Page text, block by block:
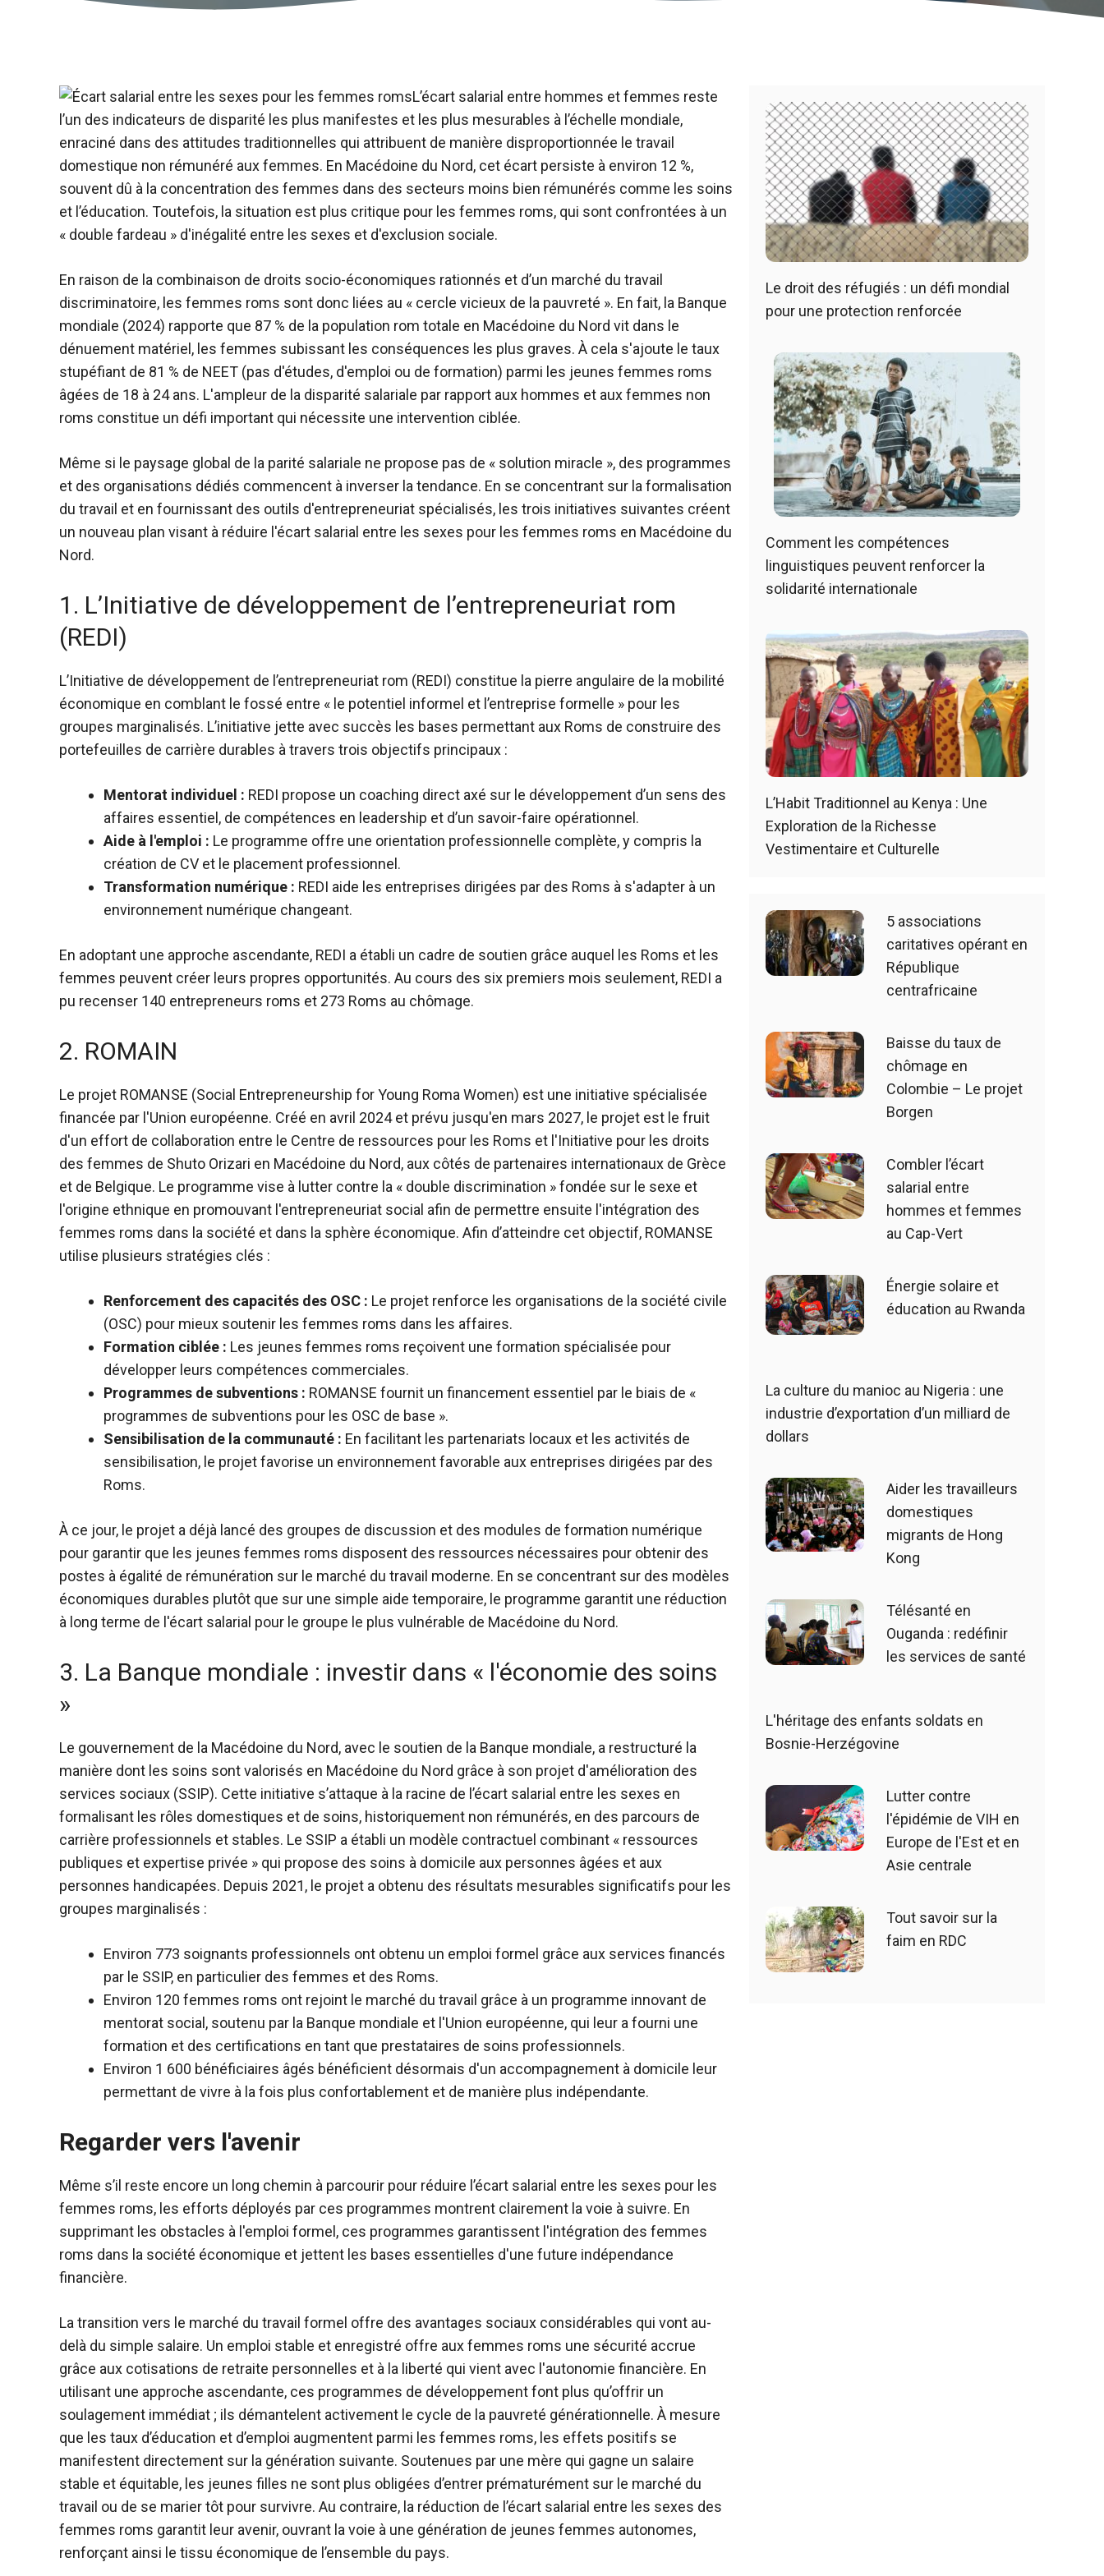
L’écart salarial entre hommes et femmes reste
l’un des indicateurs de disparité les plus manifestes et les plus mesurables à l’échelle mondiale,
enraciné dans des attitudes traditionnelles qui attribuent de manière disproportionnée le travail
domestique non rémunéré aux femmes. En Macédoine du Nord, cet écart persiste à environ 12 %,
souvent dû à la concentration des femmes dans des secteurs moins bien rémunérés comme les soins
et l’éducation. Toutefois, la situation est plus critique pour les femmes roms, qui sont confrontées à un
« double fardeau » d'inégalité entre les sexes et d'exclusion sociale.
En raison de la combinaison de droits socio-économiques rationnés et d’un marché du travail
discriminatoire, les femmes roms sont donc liées au « cercle vicieux de la pauvreté ». En fait, la Banque
mondiale (2024) rapporte que 87 % de la population rom totale en Macédoine du Nord vit dans le
dénuement matériel, les femmes subissant les conséquences les plus graves. À cela s'ajoute le taux
stupéfiant de 81 % de NEET (pas d'études, d'emploi ou de formation) parmi les jeunes femmes roms
âgées de 18 à 24 ans. L'ampleur de la disparité salariale par rapport aux hommes et aux femmes non
roms constitue un défi important qui nécessite une intervention ciblée.
Même si le paysage global de la parité salariale ne propose pas de « solution miracle », des programmes
et des organisations dédiés commencent à inverser la tendance. En se concentrant sur la formalisation
du travail et en fournissant des outils d'entrepreneuriat spécialisés, les trois initiatives suivantes créent
un nouveau plan visant à réduire l'écart salarial entre les sexes pour les femmes roms en Macédoine du
Nord.
1. L’Initiative de développement de l’entrepreneuriat rom
(REDI)
L’Initiative de développement de l’entrepreneuriat rom (REDI) constitue la pierre angulaire de la mobilité
économique en comblant le fossé entre « le potentiel informel et l’entreprise formelle » pour les
groupes marginalisés. L’initiative jette avec succès les bases permettant aux Roms de construire des
portefeuilles de carrière durables à travers trois objectifs principaux :
Mentorat individuel : REDI propose un coaching direct axé sur le développement d’un sens des
affaires essentiel, de compétences en leadership et d’un savoir-faire opérationnel.
Aide à l'emploi : Le programme offre une orientation professionnelle complète, y compris la
création de CV et le placement professionnel.
Transformation numérique : REDI aide les entreprises dirigées par des Roms à s'adapter à un
environnement numérique changeant.
En adoptant une approche ascendante, REDI a établi un cadre de soutien grâce auquel les Roms et les
femmes peuvent créer leurs propres opportunités. Au cours des six premiers mois seulement, REDI a
pu recenser 140 entrepreneurs roms et 273 Roms au chômage.
2. ROMAIN
Le projet ROMANSE (Social Entrepreneurship for Young Roma Women) est une initiative spécialisée
financée par l'Union européenne. Créé en avril 2024 et prévu jusqu'en mars 2027, le projet est le fruit
d'un effort de collaboration entre le Centre de ressources pour les Roms et l'Initiative pour les droits
des femmes de Shuto Orizari en Macédoine du Nord, aux côtés de partenaires internationaux de Grèce
et de Belgique. Le programme vise à lutter contre la « double discrimination » fondée sur le sexe et
l'origine ethnique en promouvant l'entrepreneuriat social afin de permettre ensuite l'intégration des
femmes roms dans la société et dans la sphère économique. Afin d’atteindre cet objectif, ROMANSE
utilise plusieurs stratégies clés :
Renforcement des capacités des OSC : Le projet renforce les organisations de la société civile
(OSC) pour mieux soutenir les femmes roms dans les affaires.
Formation ciblée : Les jeunes femmes roms reçoivent une formation spécialisée pour
développer leurs compétences commerciales.
Programmes de subventions : ROMANSE fournit un financement essentiel par le biais de «
programmes de subventions pour les OSC de base ».
Sensibilisation de la communauté : En facilitant les partenariats locaux et les activités de
sensibilisation, le projet favorise un environnement favorable aux entreprises dirigées par des
Roms.
À ce jour, le projet a déjà lancé des groupes de discussion et des modules de formation numérique
pour garantir que les jeunes femmes roms disposent des ressources nécessaires pour obtenir des
postes à égalité de rémunération sur le marché du travail moderne. En se concentrant sur des modèles
économiques durables plutôt que sur une simple aide temporaire, le programme garantit une réduction
à long terme de l'écart salarial pour le groupe le plus vulnérable de Macédoine du Nord.
3. La Banque mondiale : investir dans « l'économie des soins
»
Le gouvernement de la Macédoine du Nord, avec le soutien de la Banque mondiale, a restructuré la
manière dont les soins sont valorisés en Macédoine du Nord grâce à son projet d'amélioration des
services sociaux (SSIP). Cette initiative s’attaque à la racine de l’écart salarial entre les sexes en
formalisant les rôles domestiques et de soins, historiquement non rémunérés, en des parcours de
carrière professionnels et stables. Le SSIP a établi un modèle contractuel combinant « ressources
publiques et expertise privée » qui propose des soins à domicile aux personnes âgées et aux
personnes handicapées. Depuis 2021, le projet a obtenu des résultats mesurables significatifs pour les
groupes marginalisés :
Environ 773 soignants professionnels ont obtenu un emploi formel grâce aux services financés
par le SSIP, en particulier des femmes et des Roms.
Environ 120 femmes roms ont rejoint le marché du travail grâce à un programme innovant de
mentorat social, soutenu par la Banque mondiale et l'Union européenne, qui leur a fourni une
formation et des certifications en tant que prestataires de soins professionnels.
Environ 1 600 bénéficiaires âgés bénéficient désormais d'un accompagnement à domicile leur
permettant de vivre à la fois plus confortablement et de manière plus indépendante.
Regarder vers l'avenir
Même s’il reste encore un long chemin à parcourir pour réduire l’écart salarial entre les sexes pour les
femmes roms, les efforts déployés par ces programmes montrent clairement la voie à suivre. En
supprimant les obstacles à l'emploi formel, ces programmes garantissent l'intégration des femmes
roms dans la société économique et jettent les bases essentielles d'une future indépendance
financière.
La transition vers le marché du travail formel offre des avantages sociaux considérables qui vont au-
delà du simple salaire. Un emploi stable et enregistré offre aux femmes roms une sécurité accrue
grâce aux cotisations de retraite personnelles et à la liberté qui vient avec l'autonomie financière. En
utilisant une approche ascendante, ces programmes de développement font plus qu’offrir un
soulagement immédiat ; ils démantelent activement le cycle de la pauvreté générationnelle. À mesure
que les taux d’éducation et d’emploi augmentent parmi les femmes roms, les effets positifs se
manifestent directement sur la génération suivante. Soutenues par une mère qui gagne un salaire
stable et équitable, les jeunes filles ne sont plus obligées d’entrer prématurément sur le marché du
travail ou de se marier tôt pour survivre. Au contraire, la réduction de l’écart salarial entre les sexes des
femmes roms garantit leur avenir, ouvrant la voie à une génération de jeunes femmes autonomes,
renforçant ainsi le tissu économique de l’ensemble du pays.
Le droit des réfugiés : un défi mondial
pour une protection renforcée
Comment les compétences
linguistiques peuvent renforcer la
solidarité internationale
L’Habit Traditionnel au Kenya : Une
Exploration de la Richesse
Vestimentaire et Culturelle
5 associations
caritatives opérant en
République
centrafricaine
Baisse du taux de
chômage en
Colombie – Le projet
Borgen
Combler l’écart
salarial entre
hommes et femmes
au Cap-Vert
Énergie solaire et
éducation au Rwanda
La culture du manioc au Nigeria : une
industrie d’exportation d’un milliard de
dollars
Aider les travailleurs
domestiques
migrants de Hong
Kong
Télésanté en
Ouganda : redéfinir
les services de santé
L'héritage des enfants soldats en
Bosnie-Herzégovine
Lutter contre
l'épidémie de VIH en
Europe de l'Est et en
Asie centrale
Tout savoir sur la
faim en RDC